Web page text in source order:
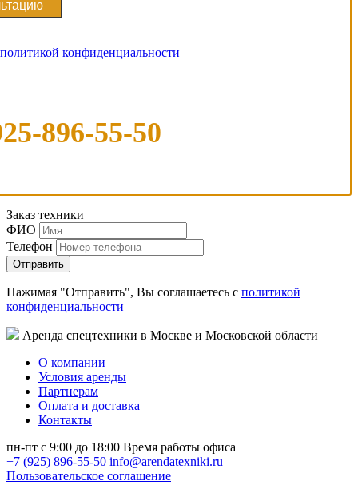
политикой конфиденциальности
896-55-50
Заказ техники
ФИО
Телефон
Нажимая "Отправить", Вы соглашаетесь с политикой
конфиденциальности
Аренда спецтехники в Москве и Московской области
О компании
Условия аренды
Партнерам
Оплата и доставка
Контакты
пн-пт с 9:00 до 18:00 Время работы офиса
+7 (925) 896-55-50 info@arendatexniki.ru
Пользовательское соглашение